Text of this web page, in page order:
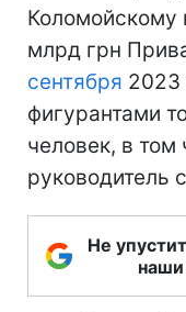
Коломойскому
млрд грн
сентября 2023
фигурантами
человек, в
руководитель
Не
наши